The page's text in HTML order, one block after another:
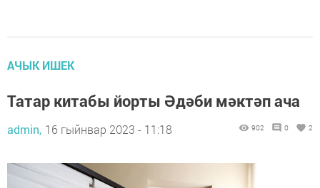
АЧЫК ИШЕК
Татар китабы йорты Әдәби мәктәп ача
admin, 16 гыйнвар 2023 - 11:18 902 0 2